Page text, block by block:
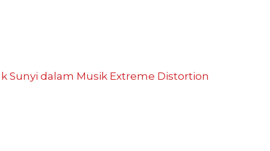
Sunyi dalam Musik Extreme Distortion